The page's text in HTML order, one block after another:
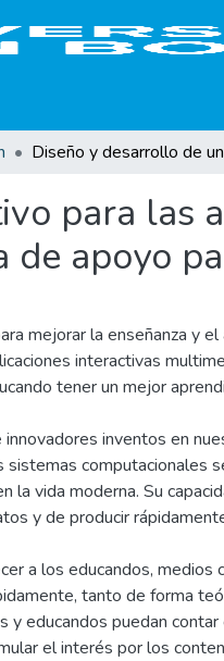
para las
apoyo
mejorar la enseñanza y
interactivas
tener un mejor
inventos en
sistemas computacionales
la vida moderna. Su
y de producir
a los educandos, medios
tanto de forma
y educandos puedan contar
el interés por los